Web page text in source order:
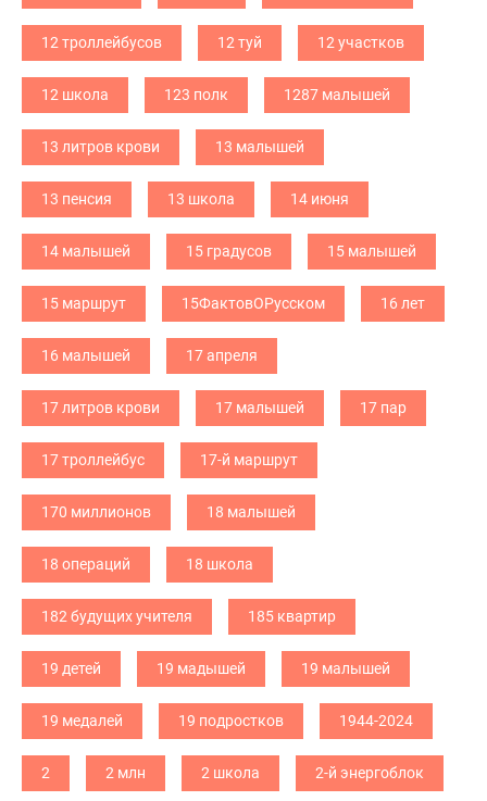
12 троллейбусов 12 туй 12 участков
12 школа 123 полк 1287 малышей
13 литров крови 13 малышей
13 пенсия 13 школа 14 июня
14 малышей 15 градусов 15 малышей
15 маршрут 15ФактовОРусском 16 лет
16 малышей 17 апреля
17 литров крови 17 малышей 17 пар
17 троллейбус 17-й маршрут
170 миллионов 18 малышей
18 операций 18 школа
182 будущих учителя 185 квартир
19 детей 19 мадышей 19 малышей
19 медалей 19 подростков 1944-2024
2 2 млн 2 школа 2-й энергоблок